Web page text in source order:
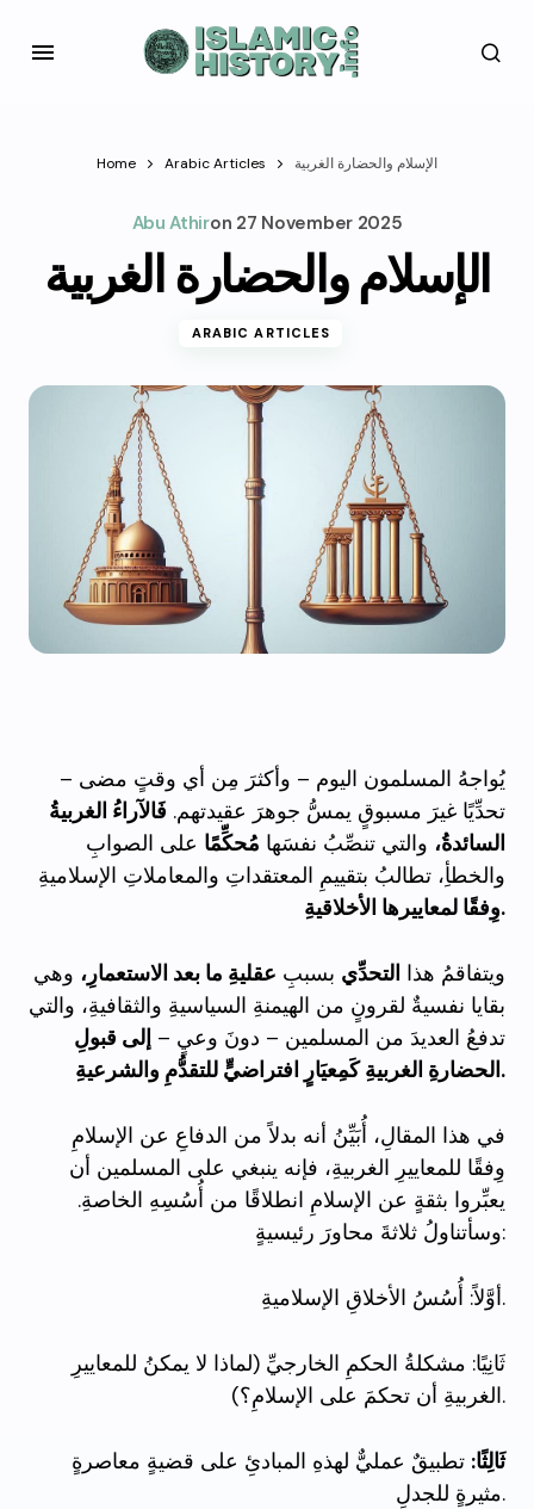
Home Arabic Articles الإسلام والحضارة الغربية
Abu Athiron 27 November 2025
الإسلام والحضارة الغربية
ARABIC ARTICLES
يُواجهُ المسلمون اليوم – وأكثرَ مِن أي وقتٍ مضى –
تحدِّيًا غيرَ مسبوقٍ يمسُّ جوهرَ عقيدتهم. فَالآراءُ الغربيةُ
السائدةُ، والتي تنصِّبُ نفسَها مُحكِّمًا على الصوابِ
والخطأِ، تطالبُ بتقييمِ المعتقداتِ والمعاملاتِ الإسلاميةِ
وِفقًا لمعاييرها الأخلاقيةِ.
ويتفاقمُ هذا التحدِّي بسببِ عقليةِ ما بعد الاستعمارِ، وهي
بقايا نفسيةٌ لقرونٍ من الهيمنةِ السياسيةِ والثقافيةِ، والتي
تدفعُ العديدَ من المسلمين – دونَ وعيٍ – إلى قبولِ
الحضارةِ الغربيةِ كَمِعيَارٍ افتراضيٍّ للتقدُّمِ والشرعيةِ.
في هذا المقالِ، أُبَيِّنُ أنه بدلاً من الدفاعِ عن الإسلامِ
وِفقًا للمعاييرِ الغربيةِ، فإنه ينبغي على المسلمين أن
يعبِّروا بثقةٍ عن الإسلامِ انطلاقًا من أُسُسِهِ الخاصةِ.
وسأتناولُ ثلاثةَ محاورَ رئيسيةٍ:
أوَّلاً: أُسُسُ الأخلاقِ الإسلاميةِ.
ثَانِيًا: مشكلةُ الحكمِ الخارجيِّ (لماذا لا يمكنُ للمعاييرِ
الغربيةِ أن تحكمَ على الإسلامِ؟).
ثَالِثًا: تطبيقٌ عمليٌّ لهذهِ المبادئِ على قضيةٍ معاصرةٍ
مثيرةٍ للجدلِ.